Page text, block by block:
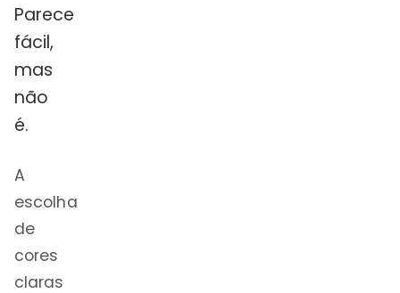
Parece
fácil,
mas
não
é.
A
escolha
de
cores
claras